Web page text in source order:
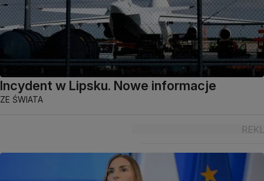
Incydent w Lipsku. Nowe informacje
ZE ŚWIATA